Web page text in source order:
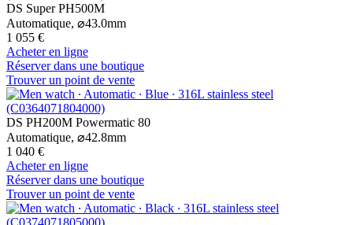
DS Super PH500M
Automatique, ⌀43.0mm
1 055 €
Acheter en ligne
Réserver dans une boutique
Trouver un point de vente
DS PH200M Powermatic 80
Automatique, ⌀42.8mm
1 040 €
Acheter en ligne
Réserver dans une boutique
Trouver un point de vente